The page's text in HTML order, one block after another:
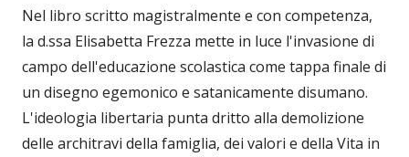
Nel libro scritto magistralmente e con competenza,
la d.ssa Elisabetta Frezza mette in luce l'invasione di
campo dell'educazione scolastica come tappa finale di
un disegno egemonico e satanicamente disumano.
L'ideologia libertaria punta dritto alla demolizione
delle architravi della famiglia, dei valori e della Vita in